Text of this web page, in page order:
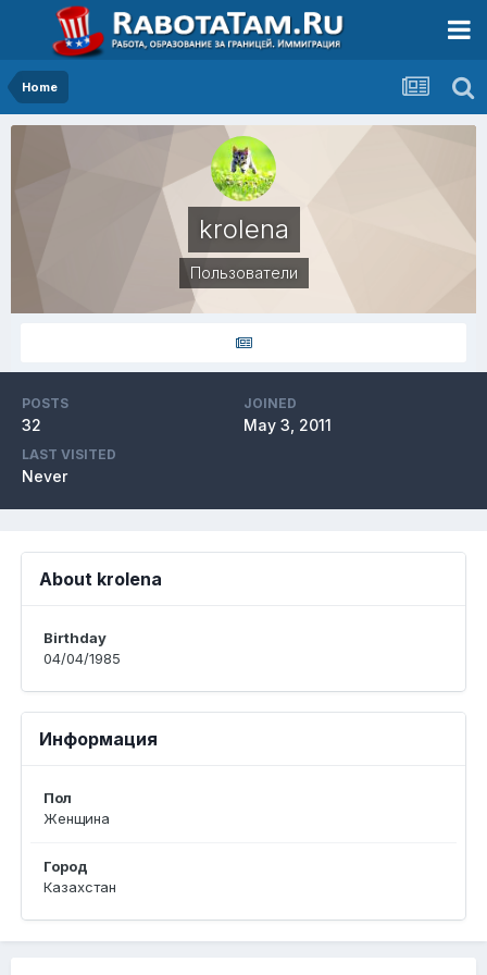
Home
krolena
Пользователи
POSTS
32
JOINED
May 3, 2011
LAST VISITED
Never
About krolena
Birthday
04/04/1985
Информация
Пол
Женщина
Город
Казахстан